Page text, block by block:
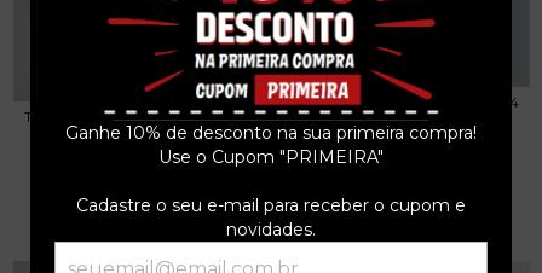
Ganhe 10% de desconto na sua primeira compra!
Use o Cupom "PRIMEIRA"
Cadastre o seu e-mail para receber o cupom e
novidades.
THE CARTER FAMILY - 1927-1934
DISC C CD...
R$79,99
x deR$26,66 sem juros
THE CARTER FAMILY - 1927-1934
DISC B CD...
R$79,99